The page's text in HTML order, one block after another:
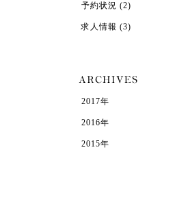
予約状況 (2)
求人情報 (3)
2017年
2016年
2015年